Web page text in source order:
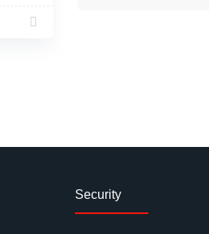
Security